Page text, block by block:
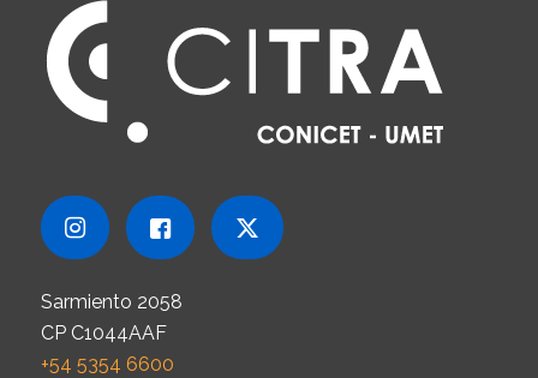
Sarmiento 2058
CP C1044AAF
+54 5354 6600